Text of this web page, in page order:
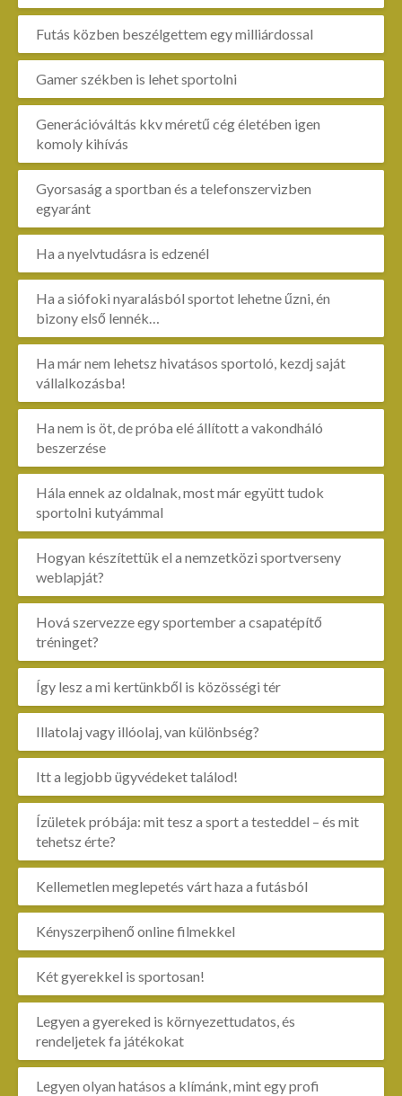
Futás közben beszélgettem egy milliárdossal
Gamer székben is lehet sportolni
Generációváltás kkv méretű cég életében igen
komoly kihívás
Gyorsaság a sportban és a telefonszervizben
egyaránt
Ha a nyelvtudásra is edzenél
Ha a siófoki nyaralásból sportot lehetne űzni, én
bizony első lennék…
Ha már nem lehetsz hivatásos sportoló, kezdj saját
vállalkozásba!
Ha nem is öt, de próba elé állított a vakondháló
beszerzése
Hála ennek az oldalnak, most már együtt tudok
sportolni kutyámmal
Hogyan készítettük el a nemzetközi sportverseny
weblapját?
Hová szervezze egy sportember a csapatépítő
tréninget?
Így lesz a mi kertünkből is közösségi tér
Illatolaj vagy illóolaj, van különbség?
Itt a legjobb ügyvédeket találod!
Ízületek próbája: mit tesz a sport a testeddel – és mit
tehetsz érte?
Kellemetlen meglepetés várt haza a futásból
Kényszerpihenő online filmekkel
Két gyerekkel is sportosan!
Legyen a gyereked is környezettudatos, és
rendeljetek fa játékokat
Legyen olyan hatásos a klímánk, mint egy profi